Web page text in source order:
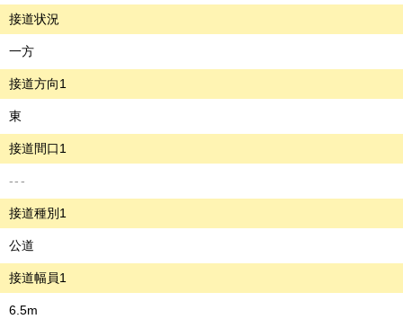
接道状況
一方
接道方向1
東
接道間口1
---
接道種別1
公道
接道幅員1
6.5m